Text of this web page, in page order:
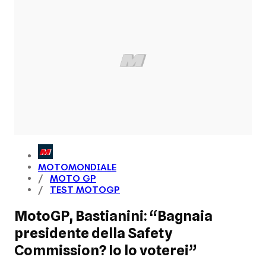
MOTOMONDIALE
MOTO GP
TEST MOTOGP
MotoGP, Bastianini: “Bagnaia
presidente della Safety
Commission? Io lo voterei”